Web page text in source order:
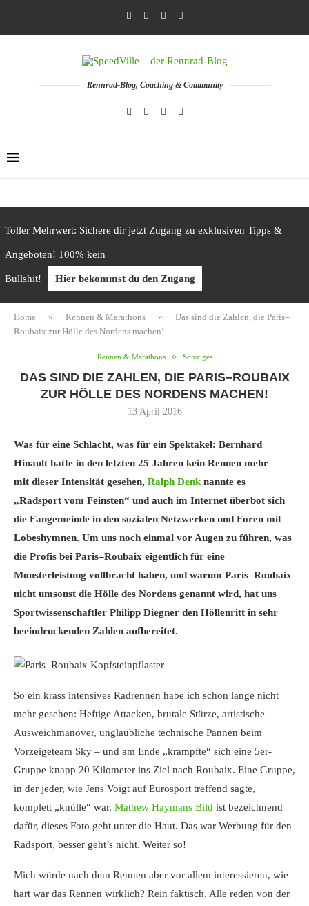
Rennrad-Blog, Coaching & Community
Toller Mehrwert: Sichere dir jetzt Zugang zu exklusiven Tipps &
Angeboten! 100% kein
Bullshit! Hier bekommst du den Zugang
Home » Rennen & Marathons »
Das sind die Zahlen, die Paris–
Roubaix zur Hölle des Nordens machen!
Rennen & Marathons Sonstiges
DAS SIND DIE ZAHLEN, DIE PARIS–ROUBAIX
ZUR HÖLLE DES NORDENS MACHEN!
13 April 2016
Was für eine Schlacht, was für ein Spektakel: Bernhard
Hinault hatte in den letzten 25 Jahren kein Rennen mehr
mit dieser Intensität gesehen, Ralph Denk nannte es
„Radsport vom Feinsten“ und auch im Internet überbot sich
die Fangemeinde in den sozialen Netzwerken und Foren mit
Lobeshymnen. Um uns noch einmal vor Augen zu führen, was
die Profis bei Paris–Roubaix eigentlich für eine
Monsterleistung vollbracht haben, und warum Paris–Roubaix
nicht umsonst die Hölle des Nordens genannt wird, hat uns
Sportwissenschaftler Philipp Diegner den Höllenritt in sehr
beeindruckenden Zahlen aufbereitet.
So ein krass intensives Radrennen habe ich schon lange nicht
mehr gesehen: Heftige Attacken, brutale Stürze, artistische
Ausweichmanöver, unglaubliche technische Pannen beim
Vorzeigeteam Sky – und am Ende „krampfte“ sich eine 5er-
Gruppe knapp 20 Kilometer ins Ziel nach Roubaix. Eine Gruppe,
in der jeder, wie Jens Voigt auf Eurosport treffend sagte,
komplett „knülle“ war. Mathew Haymans Bild ist bezeichnend
dafür, dieses Foto geht unter die Haut. Das war Werbung für den
Radsport, besser geht’s nicht. Weiter so!
Mich würde nach dem Rennen aber vor allem interessieren, wie
hart war das Rennen wirklich? Rein faktisch. Alle reden von der